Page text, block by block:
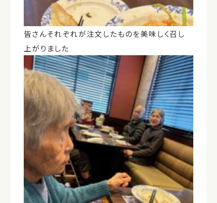
皆さんそれぞれが注文したものを美味しく召し
上がりました